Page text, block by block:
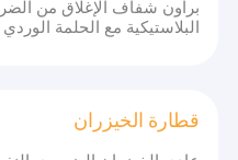
براون شفاف الإغلاق من
البلاستيكية مع الحلمة الوردي
قطارة الخيزران